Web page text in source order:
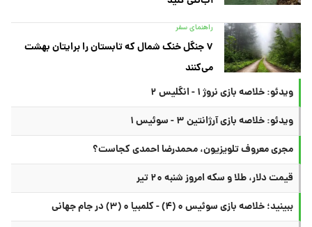
راهنمای سفر
۷ جنگل خنک شمال که تابستان را برایتان بهشت
می‌کنند
ویدئو: خلاصه بازی نروژ ۱ - انگلیس ۲
ویدئو: خلاصه بازی آرژانتین ۳ - سوئیس ۱
مجری معروف تلویزیون، محمدرضا احمدی کجاست؟
قیمت دلار، طلا و سکه امروز شنبه ۲۰ تیر
ببینید؛ خلاصه بازی سوئیس ۰ (۴) - کلمبیا ۰ (۳) در جام جهانی